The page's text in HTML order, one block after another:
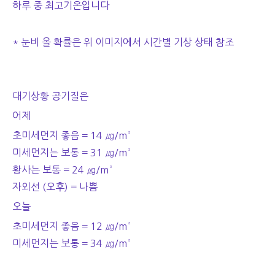
하루 중 최고기온입니다
* 눈비 올 확률은 위 이미지에서 시간별 기상 상태 참조
대기상황 공기질은
어제
초미세먼지 좋음 = 14 ㎍/m³
미세먼지는 보통 = 31 ㎍/m³
황사는 보통 = 24 ㎍/m³
자외선 (오후) = 나쁨
오늘
초미세먼지 좋음 = 12 ㎍/m³
미세먼지는 보통 = 34 ㎍/m³